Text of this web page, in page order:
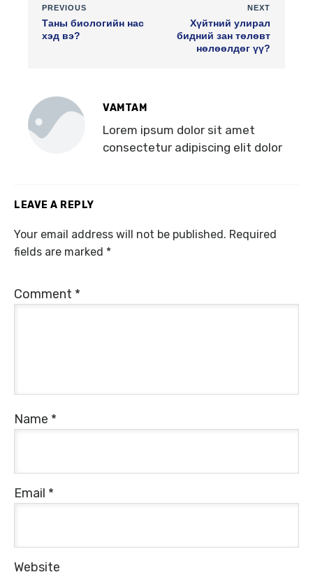
PREVIOUS
Таны биологийн нас
хэд вэ?
NEXT
Хүйтний улирал
бидний зан төлөвт
нөлөөлдөг үү?
VAMTAM
Lorem ipsum dolor sit amet
consectetur adipiscing elit dolor
LEAVE A REPLY
Your email address will not be published. Required
fields are marked *
Comment *
Name *
Email *
Website